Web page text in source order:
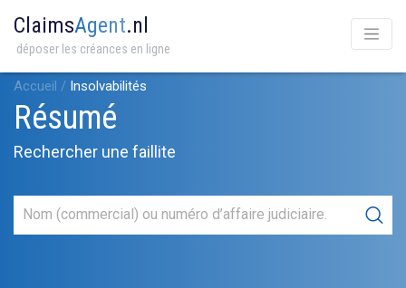
ClaimsAgent.nl
déposer les créances en ligne
Accueil / Insolvabilités
Résumé
Rechercher une faillite